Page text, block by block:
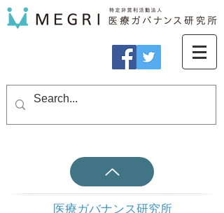
医療ガバナンス研究所